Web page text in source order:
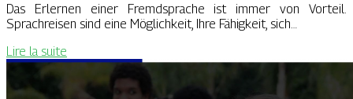
Das Erlernen einer Fremdsprache ist immer von Vorteil.
Sprachreisen sind eine Möglichkeit, Ihre Fähigkeit, sich…
Lire la suite